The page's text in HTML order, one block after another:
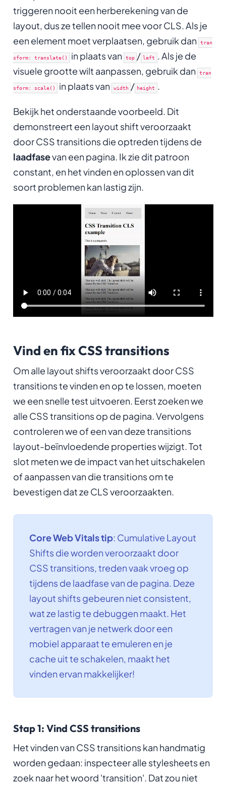
triggeren nooit een herberekening van de
layout, dus ze tellen nooit mee voor CLS. Als je
een element moet verplaatsen, gebruik dan tran
sform: translate() in plaats van top / left . Als je de
visuele grootte wilt aanpassen, gebruik dan tran
sform: scale() in plaats van width / height .
Bekijk het onderstaande voorbeeld. Dit
demonstreert een layout shift veroorzaakt
door CSS transitions die optreden tijdens de
laadfasevan een pagina. Ik zie dit patroon
constant, en het vinden en oplossen van dit
soort problemen kan lastig zijn.
Vind en fix CSS transitions
Om alle layout shifts veroorzaakt door CSS
transitions te vinden en op te lossen, moeten
we een snelle test uitvoeren. Eerst zoeken we
alle CSS transitions op de pagina. Vervolgens
controleren we of een van deze transitions
layout-beïnvloedende properties wijzigt. Tot
slot meten we de impact van het uitschakelen
of aanpassen van die transitions om te
bevestigen dat ze CLS veroorzaakten.
Core Web Vitals tip: Cumulative Layout
Shifts die worden veroorzaakt door
CSS transitions, treden vaak vroeg op
tijdens de laadfase van de pagina. Deze
layout shifts gebeuren niet consistent,
wat ze lastig te debuggen maakt. Het
vertragen van je netwerk door een
mobiel apparaat te emuleren en je
cache uit te schakelen, maakt het
vinden ervan makkelijker!
Stap 1: Vind CSS transitions
Het vinden van CSS transitions kan handmatig
worden gedaan: inspecteer alle stylesheets en
zoek naar het woord 'transition'. Dat zou niet